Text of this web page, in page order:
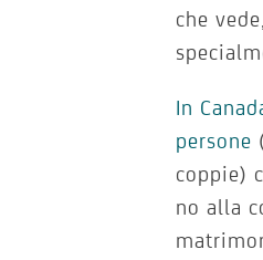
che
In
persone
coppie)
no alla